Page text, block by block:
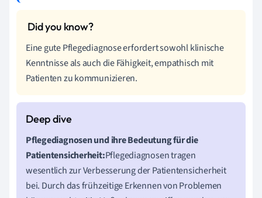
Eine gute Pflegediagnose erfordert sowohl klinische
Kenntnisse als auch die Fähigkeit, empathisch mit
Patienten zu kommunizieren.
Pflegediagnosen und ihre Bedeutung für die
Patientensicherheit:Pflegediagnosen tragen
wesentlich zur Verbesserung der Patientensicherheit
bei. Durch das frühzeitige Erkennen von Problemen